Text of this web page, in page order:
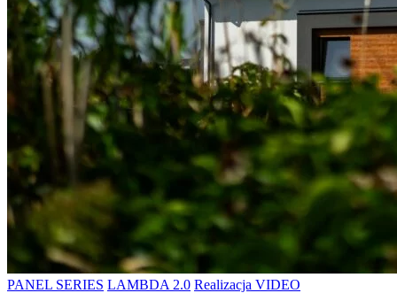
PANEL SERIES LAMBDA 2.0 Realizacja VIDEO